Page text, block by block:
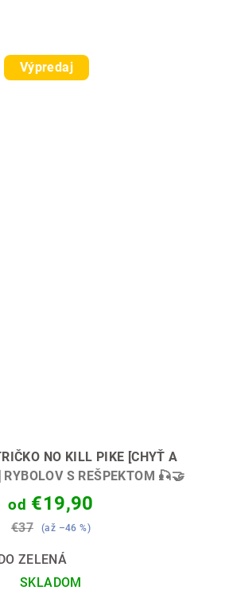
Výpredaj
NO KILL PIKE [CHYŤ A
RYBOLOV S REŠPEKTOM 🎣🤝
od €19,90
€37 (až –46 %)
ZELENÁ
SKLADOM